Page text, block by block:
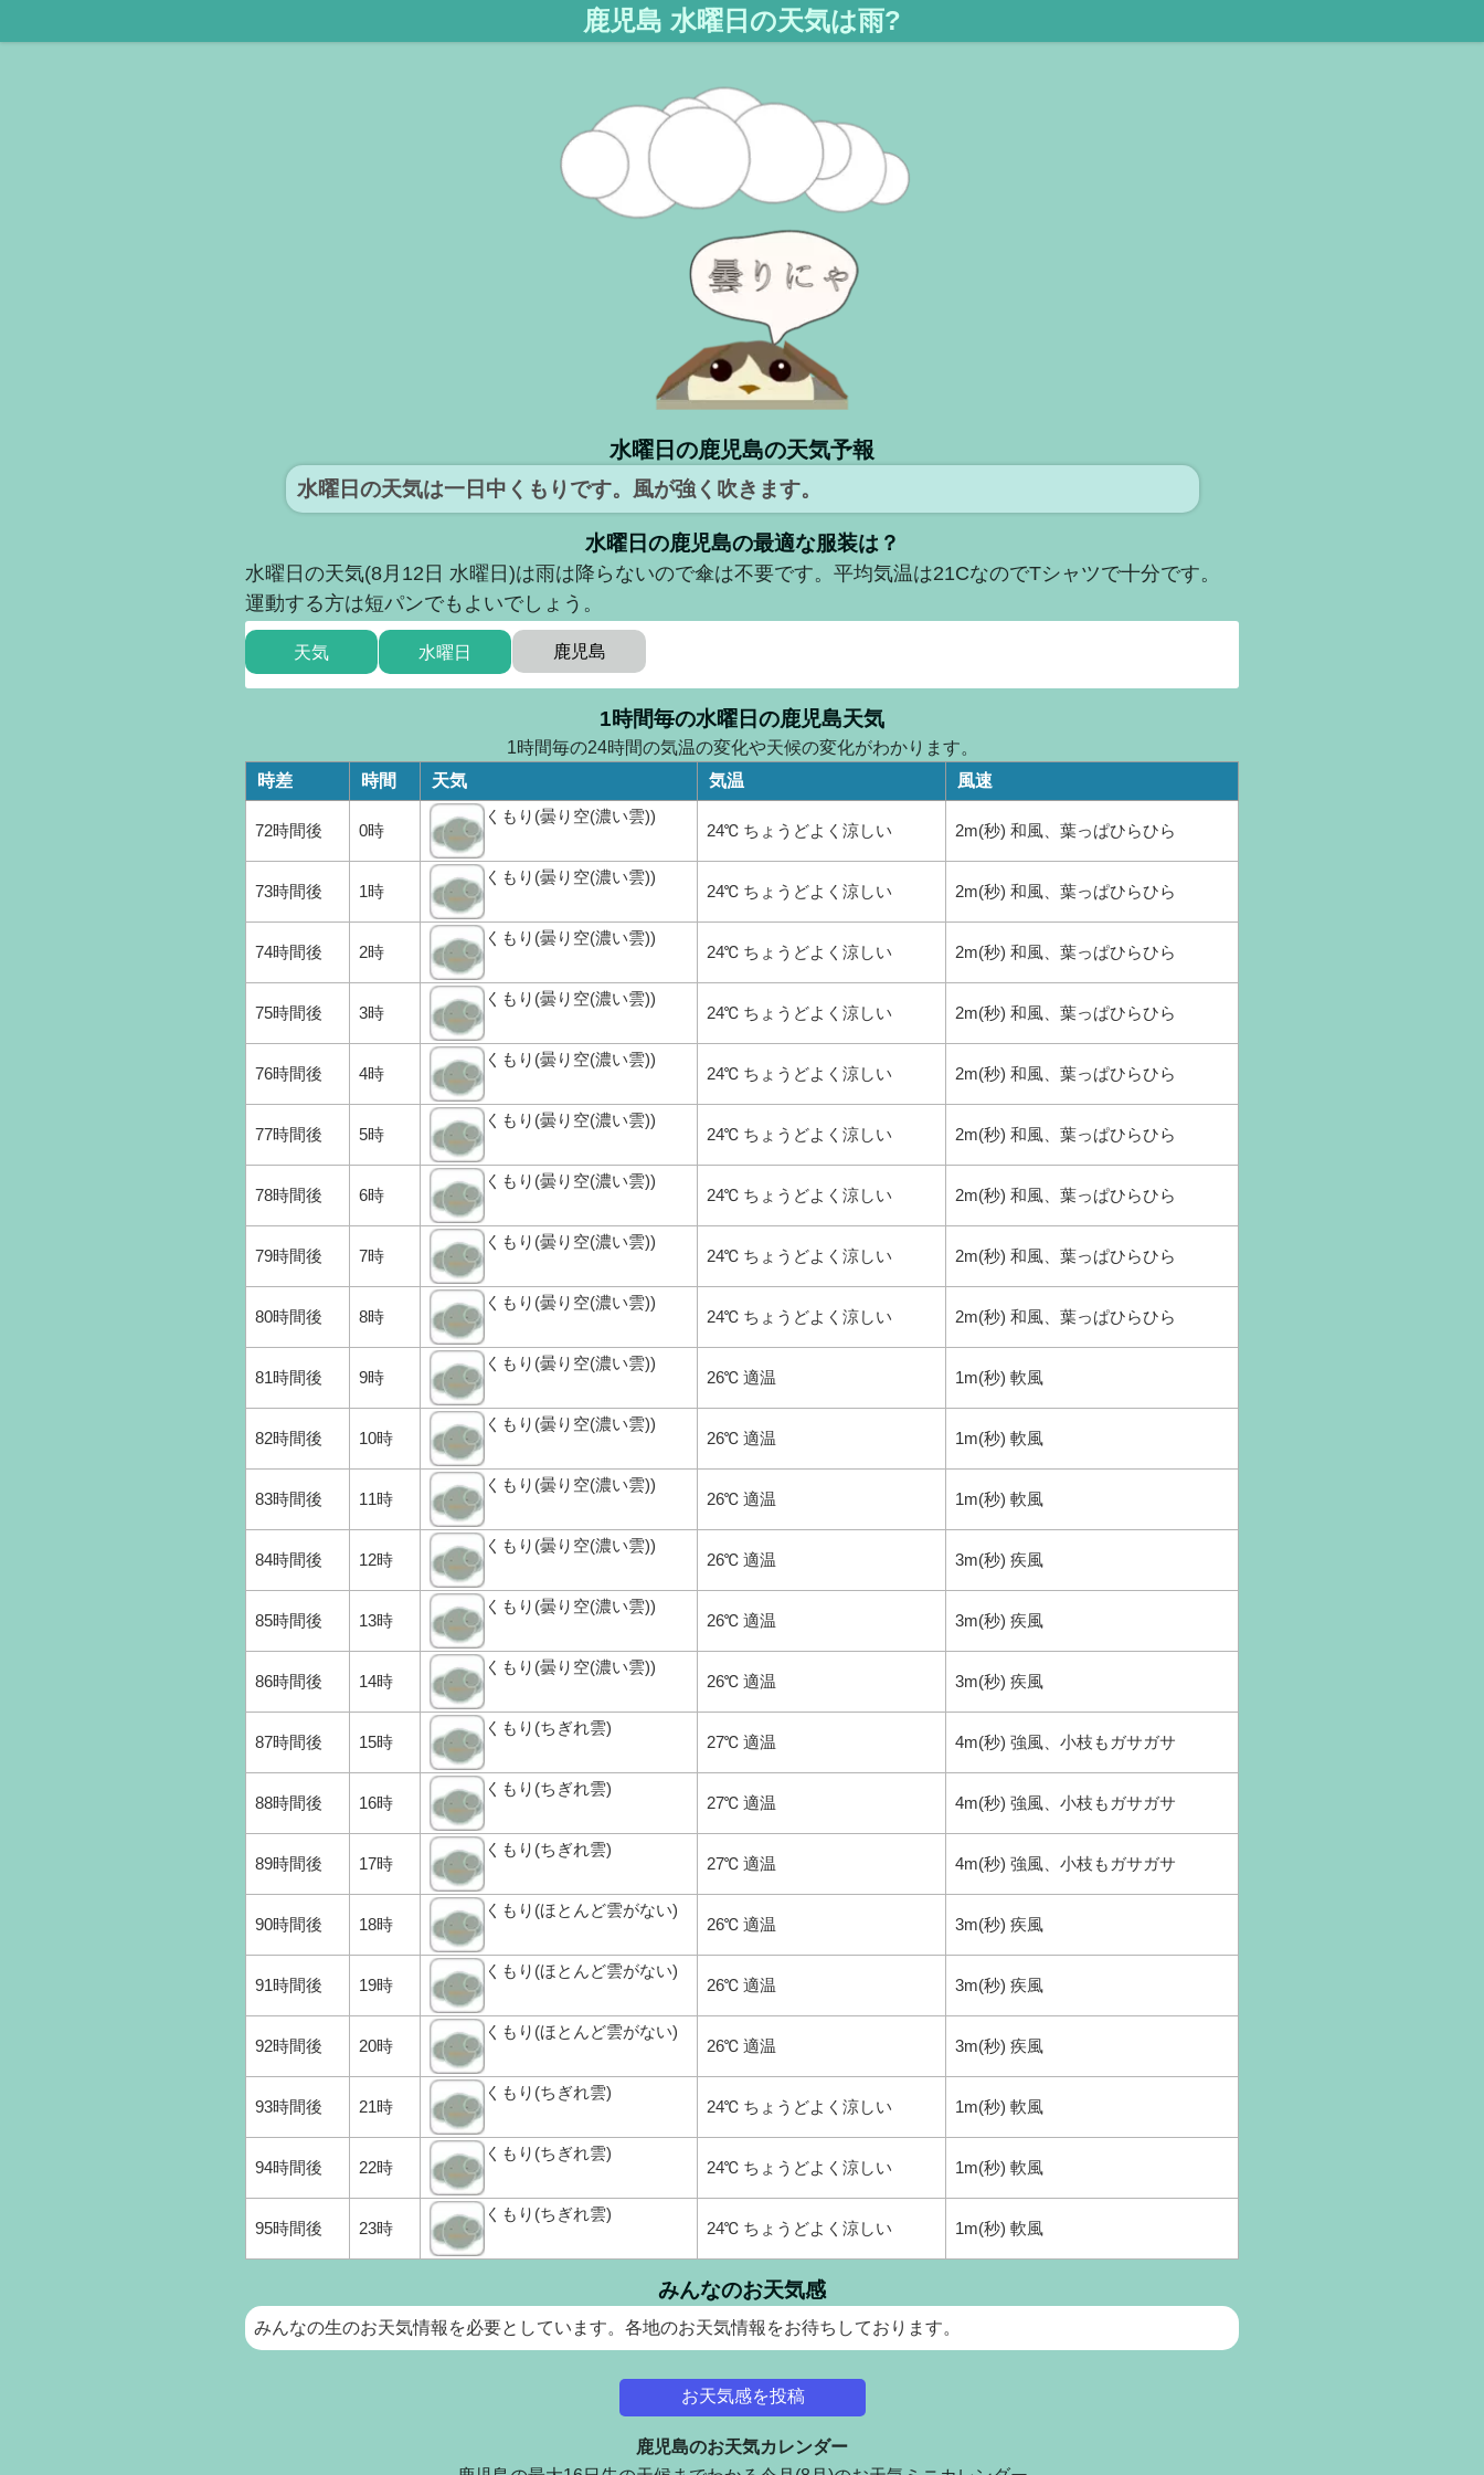
鹿児島 水曜日の天気は雨?
水曜日の鹿児島の天気予報
水曜日の天気は一日中くもりです。風が強く吹きます。
水曜日の鹿児島の最適な服装は？
水曜日の天気(8月12日 水曜日)は雨は降らないので傘は不要です。平均気温は21CなのでTシャツで十分です。
運動する方は短パンでもよいでしょう。
天気 水曜日 鹿児島
1時間毎の水曜日の鹿児島天気
1時間毎の24時間の気温の変化や天候の変化がわかります。
時差
時間 天気 気温 風速
72時間後 0時
くもり(曇り空(濃い雲))
24℃ ちょうどよく涼しい 2m(秒) 和風、葉っぱひらひら
73時間後 1時
くもり(曇り空(濃い雲))
24℃ ちょうどよく涼しい 2m(秒) 和風、葉っぱひらひら
74時間後 2時
くもり(曇り空(濃い雲))
24℃ ちょうどよく涼しい 2m(秒) 和風、葉っぱひらひら
75時間後 3時
くもり(曇り空(濃い雲))
24℃ ちょうどよく涼しい 2m(秒) 和風、葉っぱひらひら
76時間後 4時
くもり(曇り空(濃い雲))
24℃ ちょうどよく涼しい 2m(秒) 和風、葉っぱひらひら
77時間後 5時
くもり(曇り空(濃い雲))
24℃ ちょうどよく涼しい 2m(秒) 和風、葉っぱひらひら
78時間後 6時
くもり(曇り空(濃い雲))
24℃ ちょうどよく涼しい 2m(秒) 和風、葉っぱひらひら
79時間後 7時
くもり(曇り空(濃い雲))
24℃ ちょうどよく涼しい 2m(秒) 和風、葉っぱひらひら
80時間後 8時
くもり(曇り空(濃い雲))
24℃ ちょうどよく涼しい 2m(秒) 和風、葉っぱひらひら
81時間後 9時
くもり(曇り空(濃い雲))
26℃ 適温 1m(秒) 軟風
82時間後 10時
くもり(曇り空(濃い雲))
26℃ 適温 1m(秒) 軟風
83時間後 11時
くもり(曇り空(濃い雲))
26℃ 適温 1m(秒) 軟風
84時間後 12時
くもり(曇り空(濃い雲))
26℃ 適温 3m(秒) 疾風
85時間後 13時
くもり(曇り空(濃い雲))
26℃ 適温 3m(秒) 疾風
86時間後 14時
くもり(曇り空(濃い雲))
26℃ 適温 3m(秒) 疾風
87時間後 15時
くもり(ちぎれ雲)
27℃ 適温 4m(秒) 強風、小枝もガサガサ
88時間後 16時
くもり(ちぎれ雲)
27℃ 適温 4m(秒) 強風、小枝もガサガサ
89時間後 17時
くもり(ちぎれ雲)
27℃ 適温 4m(秒) 強風、小枝もガサガサ
90時間後 18時
くもり(ほとんど雲がない)
26℃ 適温 3m(秒) 疾風
91時間後 19時
くもり(ほとんど雲がない)
26℃ 適温 3m(秒) 疾風
92時間後 20時
くもり(ほとんど雲がない)
26℃ 適温 3m(秒) 疾風
93時間後 21時
くもり(ちぎれ雲)
24℃ ちょうどよく涼しい 1m(秒) 軟風
94時間後 22時
くもり(ちぎれ雲)
24℃ ちょうどよく涼しい 1m(秒) 軟風
95時間後 23時
くもり(ちぎれ雲)
24℃ ちょうどよく涼しい 1m(秒) 軟風
みんなのお天気感
みんなの生のお天気情報を必要としています。各地のお天気情報をお待ちしております。
お天気感を投稿
鹿児島のお天気カレンダー